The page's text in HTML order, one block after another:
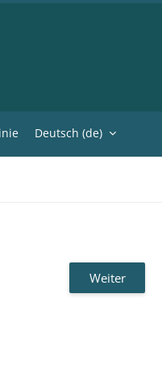
Deutsch ‎(de)‎
Weiter